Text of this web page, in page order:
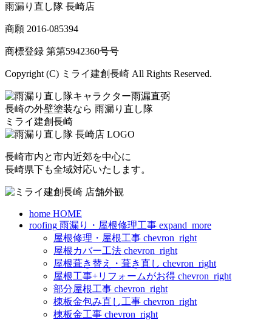
雨漏り直し隊 長崎店
商願 2016-085394
商標登録 第第5942360号号
Copyright (C) ミライ建創長崎 All Rights Reserved.
長崎の外壁塗装なら 雨漏り直し隊
ミライ建創長崎
長崎市内と市内近郊を中心に
長崎県下も全域対応いたします。
home HOME
roofing 雨漏り・屋根修理工事 expand_more
屋根修理・屋根工事 chevron_right
屋根カバー工法 chevron_right
屋根葺き替え・葺き直し chevron_right
屋根工事+リフォームがお得 chevron_right
部分屋根工事 chevron_right
棟板金包み直し工事 chevron_right
棟板金工事 chevron_right